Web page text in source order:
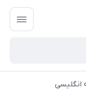
انگلیسی